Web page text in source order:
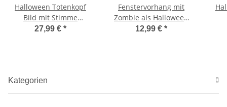
Halloween Totenkopf
Bild mit Stimme
30x35cm
27,99 € *
Fenstervorhang mit
Zombie als Halloween
Deko
12,99 € *
Kategorien